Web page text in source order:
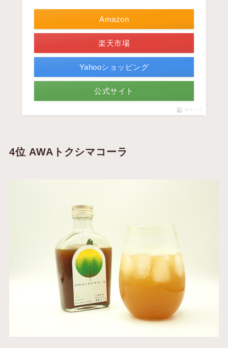
Amazon
楽天市場
Yahooショッピング
公式サイト
ポチップ
4位 AWAトクシマコーラ